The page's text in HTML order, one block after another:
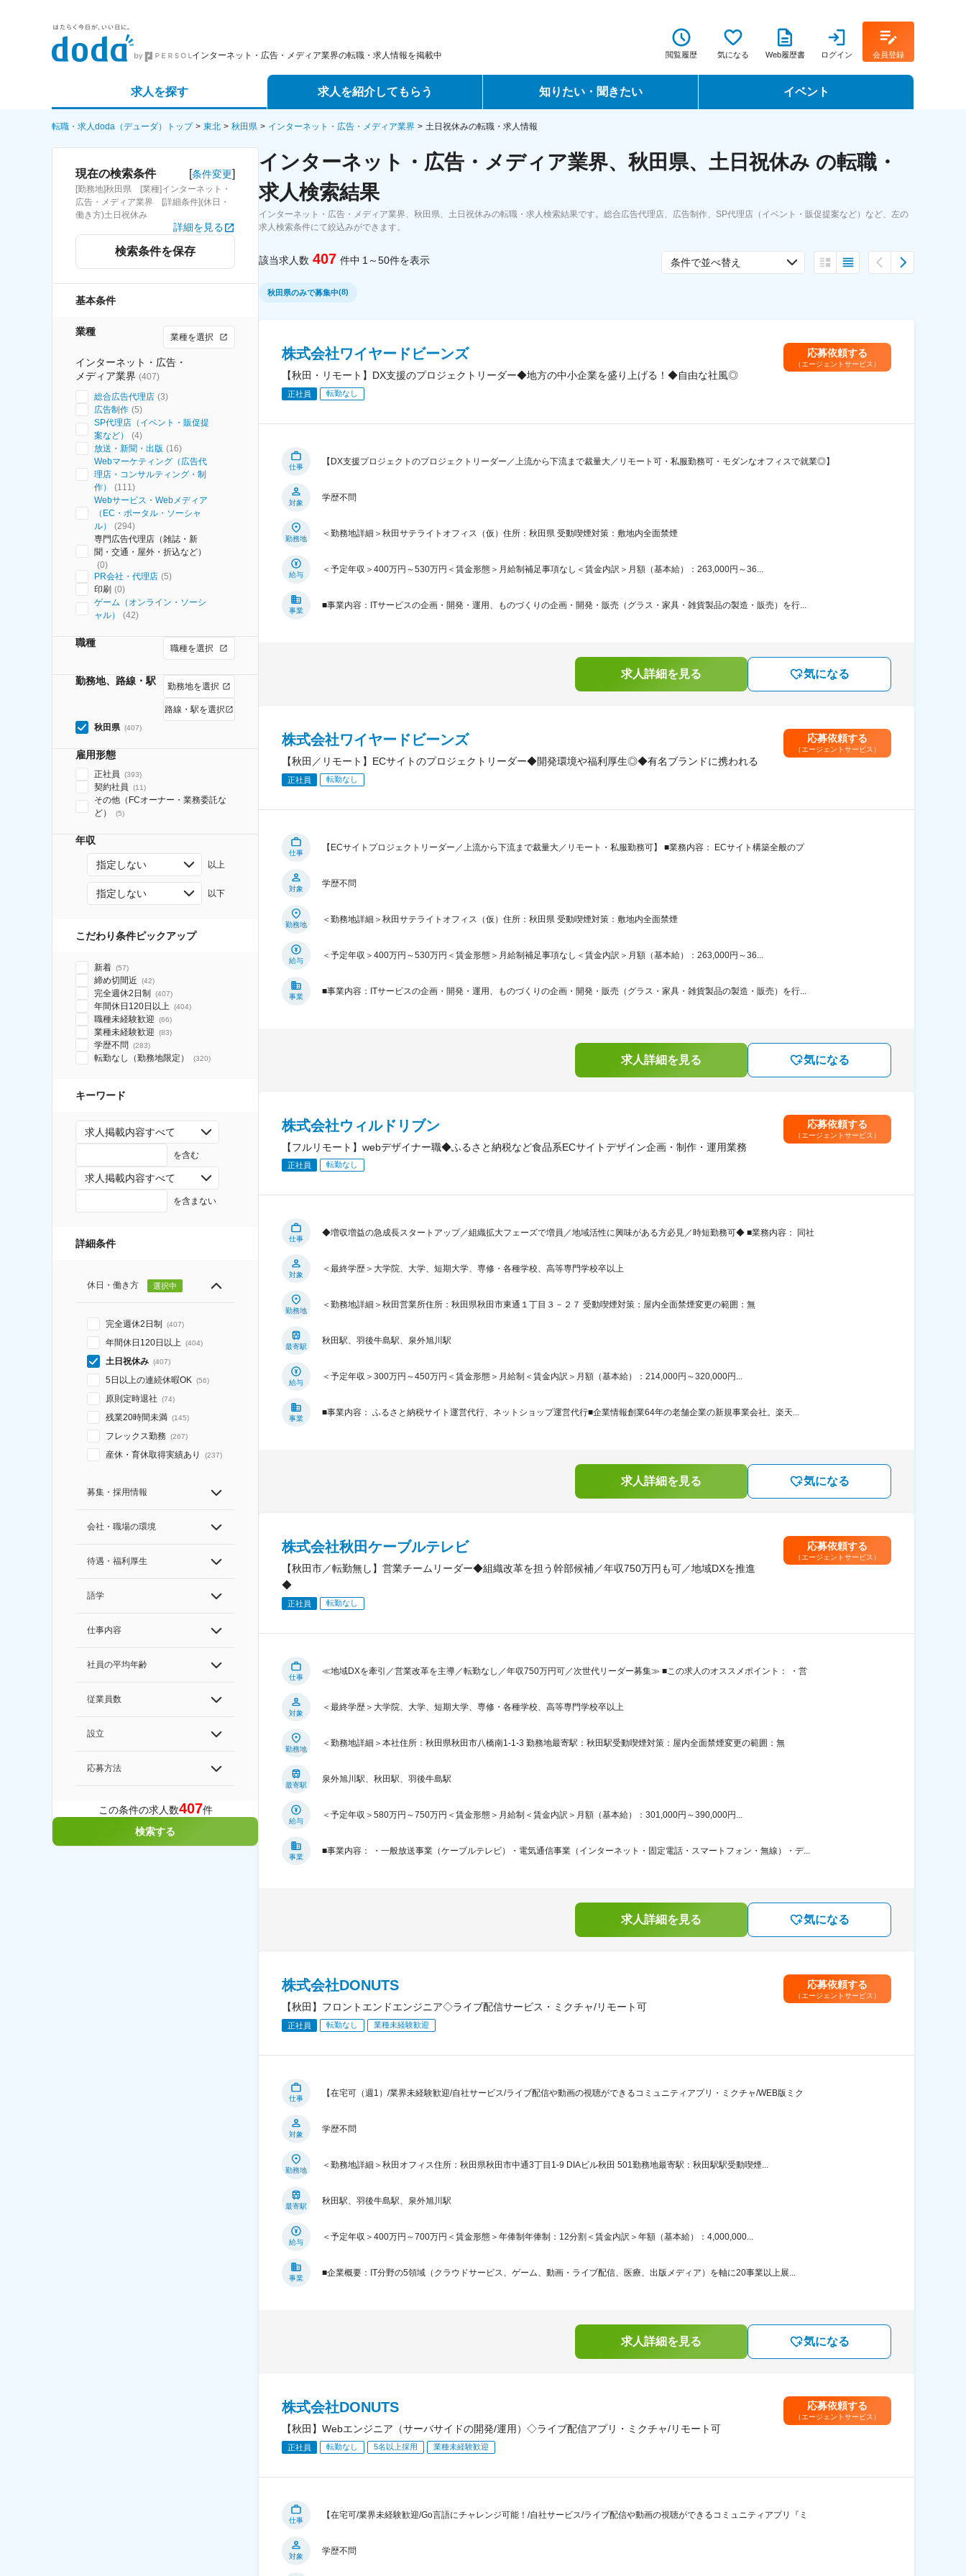
インターネット・広告・メディア業界の転職・求人情報を掲載中 閲覧履歴 気になる Web履歴書 ログイン 会員登録
求人を探す
詳細条件から探す
求人特集から探す
求人を紹介してもらう
エージェントサービス
スカウトサービス
パートナーエージェントサービス
知りたい・聞きたい
転職ノウハウ
データで見る転職
イベント
転職フェア
転職・求人doda（デューダ）トップ 東北 秋田県 インターネット・広告・メディア業界 土日祝休みの転職・求人情報
現在の検索条件 [条件変更]
[勤務地]秋田県 [業種]インターネット・
広告・メディア業界 [詳細条件](休日・
働き方)土日祝休み
詳細を見る
検索条件を保存
基本条件
業種 業種を選択
インターネット・広告・
メディア業界 (407)
総合広告代理店 (3)
広告制作 (5)
SP代理店（イベント・販促提
案など）
(4)
放送・新聞・出版 (16)
Webマーケティング（広告代
理店・コンサルティング・制
作）
(111)
Webサービス・Webメディア
（EC・ポータル・ソーシャ
ル）
(294)
専門広告代理店（雑誌・新
聞・交通・屋外・折込など）
(0)
PR会社・代理店 (5)
印刷 (0)
ゲーム（オンライン・ソーシ
ャル）
(42)
職種 職種を選択
勤務地、路線・駅 勤務地を選択
路線・駅を選択
秋田県 (407)
雇用形態
正社員 (393)
契約社員 (11)
その他（FCオーナー・業務委託な
ど）
(5)
年収
指定しない 以上
指定しない 以下
こだわり条件ピックアップ
新着 (57)
締め切間近 (42)
完全週休2日制 (407)
年間休日120日以上 (404)
職種未経験歓迎 (66)
業種未経験歓迎 (83)
学歴不問 (283)
転勤なし（勤務地限定） (320)
キーワード
求人掲載内容すべて
を含む
求人掲載内容すべて
を含まない
詳細条件
休日・働き方 選択中
完全週休2日制 (407)
年間休日120日以上 (404)
土日祝休み (407)
5日以上の連続休暇OK (56)
原則定時退社 (74)
残業20時間未満 (145)
フレックス勤務 (267)
産休・育休取得実績あり (237)
募集・採用情報
会社・職場の環境
待遇・福利厚生
語学
仕事内容
社員の平均年齢
従業員数
設立
応募方法
この条件の求人数407件
検索する
インターネット・広告・メディア業界、秋田県、土日祝休み の転職・
求人検索結果
インターネット・広告・メディア業界、秋田県、土日祝休みの転職・求人検索結果です。総合広告代理店、広告制作、SP代理店（イベント・販促提案など）など、左の
求人検索条件にて絞込みができます。
該当求人数 407 件中 1～50件を表示 条件で並べ替え
秋田県のみで募集中(8)
株式会社ワイヤードビーンズ
【秋田・リモート】DX支援のプロジェクトリーダー◆地方の中小企業を盛り上げる！◆自由な社風◎
正社員 転勤なし
応募依頼する
（エージェントサービス）
仕事
【DX支援プロジェクトのプロジェクトリーダー／上流から下流まで裁量大／リモート可・私服勤務可・モダンなオフィスで就業◎】
対象
学歴不問
勤務地
＜勤務地詳細＞秋田サテライトオフィス（仮）住所：秋田県 受動喫煙対策：敷地内全面禁煙
給与
＜予定年収＞400万円～530万円＜賃金形態＞月給制補足事項なし＜賃金内訳＞月額（基本給）：263,000円～36...
事業
■事業内容：ITサービスの企画・開発・運用、ものづくりの企画・開発・販売（グラス・家具・雑貨製品の製造・販売）を行...
求人詳細を見る 気になる
株式会社ワイヤードビーンズ
【秋田／リモート】ECサイトのプロジェクトリーダー◆開発環境や福利厚生◎◆有名ブランドに携われる
正社員 転勤なし
応募依頼する
（エージェントサービス）
仕事
【ECサイトプロジェクトリーダー／上流から下流まで裁量大／リモート・私服勤務可】 ■業務内容： ECサイト構築全般のプ
対象
学歴不問
勤務地
＜勤務地詳細＞秋田サテライトオフィス（仮）住所：秋田県 受動喫煙対策：敷地内全面禁煙
給与
＜予定年収＞400万円～530万円＜賃金形態＞月給制補足事項なし＜賃金内訳＞月額（基本給）：263,000円～36...
事業
■事業内容：ITサービスの企画・開発・運用、ものづくりの企画・開発・販売（グラス・家具・雑貨製品の製造・販売）を行...
求人詳細を見る 気になる
株式会社ウィルドリブン
【フルリモート】webデザイナー職◆ふるさと納税など食品系ECサイトデザイン企画・制作・運用業務
正社員 転勤なし
応募依頼する
（エージェントサービス）
仕事
◆増収増益の急成長スタートアップ／組織拡大フェーズで増員／地域活性に興味がある方必見／時短勤務可◆ ■業務内容： 同社
対象
＜最終学歴＞大学院、大学、短期大学、専修・各種学校、高等専門学校卒以上
勤務地
＜勤務地詳細＞秋田営業所住所：秋田県秋田市東通１丁目３－２７ 受動喫煙対策：屋内全面禁煙変更の範囲：無
最寄駅
秋田駅、羽後牛島駅、泉外旭川駅
給与
＜予定年収＞300万円～450万円＜賃金形態＞月給制＜賃金内訳＞月額（基本給）：214,000円～320,000円...
事業
■事業内容： ふるさと納税サイト運営代行、ネットショップ運営代行■企業情報創業64年の老舗企業の新規事業会社。楽天...
求人詳細を見る 気になる
株式会社秋田ケーブルテレビ
【秋田市／転勤無し】営業チームリーダー◆組織改革を担う幹部候補／年収750万円も可／地域DXを推進
◆
正社員 転勤なし
応募依頼する
（エージェントサービス）
仕事
≪地域DXを牽引／営業改革を主導／転勤なし／年収750万円可／次世代リーダー募集≫ ■この求人のオススメポイント： ・営
対象
＜最終学歴＞大学院、大学、短期大学、専修・各種学校、高等専門学校卒以上
勤務地
＜勤務地詳細＞本社住所：秋田県秋田市八橋南1-1-3 勤務地最寄駅：秋田駅受動喫煙対策：屋内全面禁煙変更の範囲：無
最寄駅
泉外旭川駅、秋田駅、羽後牛島駅
給与
＜予定年収＞580万円～750万円＜賃金形態＞月給制＜賃金内訳＞月額（基本給）：301,000円～390,000円...
事業
■事業内容： ・一般放送事業（ケーブルテレビ）・電気通信事業（インターネット・固定電話・スマートフォン・無線）・デ...
求人詳細を見る 気になる
株式会社DONUTS
【秋田】フロントエンドエンジニア◇ライブ配信サービス・ミクチャ/リモート可
正社員 転勤なし 業種未経験歓迎
応募依頼する
（エージェントサービス）
仕事
【在宅可（週1）/業界未経験歓迎/自社サービス/ライブ配信や動画の視聴ができるコミュニティアプリ・ミクチャ/WEB版ミク
対象
学歴不問
勤務地
＜勤務地詳細＞秋田オフィス住所：秋田県秋田市中通3丁目1‐9 DIAビル秋田 501勤務地最寄駅：秋田駅駅受動喫煙...
最寄駅
秋田駅、羽後牛島駅、泉外旭川駅
給与
＜予定年収＞400万円～700万円＜賃金形態＞年俸制年俸制：12分割＜賃金内訳＞年額（基本給）：4,000,000...
事業
■企業概要：IT分野の5領域（クラウドサービス、ゲーム、動画・ライブ配信、医療、出版メディア）を軸に20事業以上展...
求人詳細を見る 気になる
株式会社DONUTS
【秋田】Webエンジニア（サーバサイドの開発/運用）◇ライブ配信アプリ・ミクチャ/リモート可
正社員 転勤なし 5名以上採用 業種未経験歓迎
応募依頼する
（エージェントサービス）
仕事
【在宅可/業界未経験歓迎/Go言語にチャレンジ可能！/自社サービス/ライブ配信や動画の視聴ができるコミュニティアプリ『ミ
対象
学歴不問